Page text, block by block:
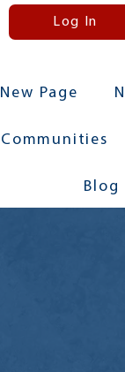
Log In
New Page
Communities
Blog